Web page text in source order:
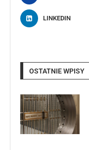
LINKEDIN
OSTATNIE WPISY